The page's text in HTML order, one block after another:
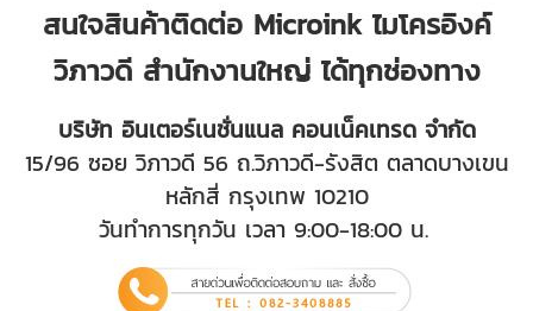
สนใจสินค้าติดต่อ Microink ไมโครอิงค์
วิภาวดี สำนักงานใหญ่ ได้ทุกช่องทาง
บริษัท อินเตอร์เนชั่นแนล คอนเน็คเทรด จำกัด
15/96 ซอย วิภาวดี 56 ถ.วิภาวดี-รังสิต ตลาดบางเขน
หลักสี่ กรุงเทพ 10210
วันทำการทุกวัน เวลา 9:00-18:00 น.